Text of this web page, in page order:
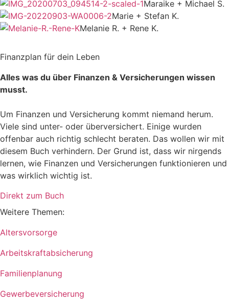
Maraike + Michael S.
Marie + Stefan K.
Melanie R. + Rene K.
Finanzplan für dein Leben
Alles was du über Finanzen & Versicherungen wissen
musst.
Um Finanzen und Versicherung kommt niemand herum.
Viele sind unter- oder überversichert. Einige wurden
offenbar auch richtig schlecht beraten. Das wollen wir mit
diesem Buch verhindern. Der Grund ist, dass wir nirgends
lernen, wie Finanzen und Versicherungen funktionieren und
was wirklich wichtig ist.
Direkt zum Buch
Weitere Themen:
Altersvorsorge
Arbeitskraftabsicherung
Familienplanung
Gewerbeversicherung